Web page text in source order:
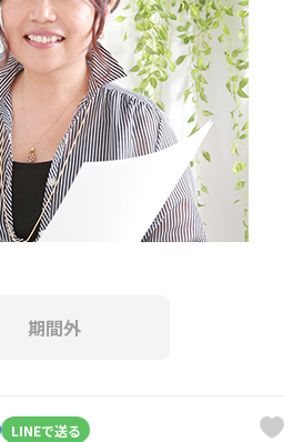
期間外
LINEで送る